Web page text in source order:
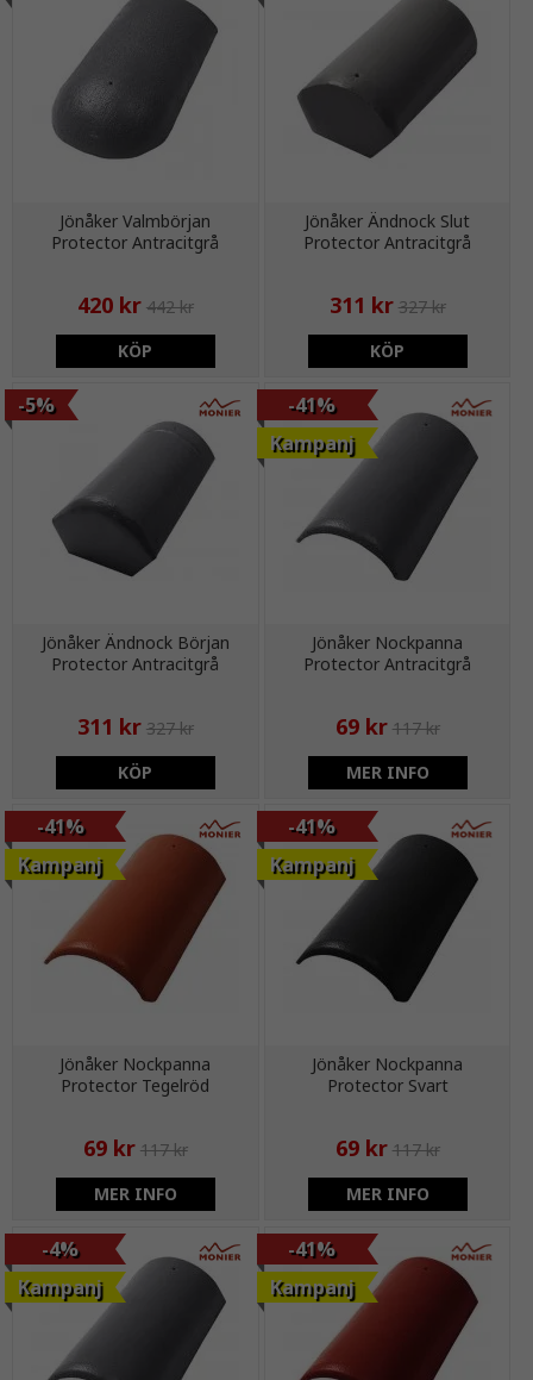
Jönåker Valmbörjan
Protector Antracitgrå
420 kr 442 kr
KÖP
Jönåker Ändnock Slut
Protector Antracitgrå
311 kr 327 kr
KÖP
Jönåker Ändnock Början
Protector Antracitgrå
-5%
311 kr 327 kr
KÖP
Jönåker Nockpanna
Protector Antracitgrå
-41%
Kampanj
69 kr 117 kr
MER INFO
Jönåker Nockpanna
Protector Tegelröd
-41%
Kampanj
69 kr 117 kr
MER INFO
Jönåker Nockpanna
Protector Svart
-41%
Kampanj
69 kr 117 kr
MER INFO
-4%
Kampanj
-41%
Kampanj